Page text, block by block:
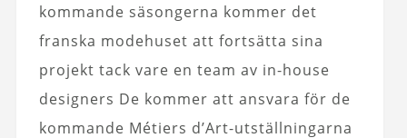
kommande säsongerna kommer det
franska modehuset att fortsätta sina
projekt tack vare en team av in-house
designers De kommer att ansvara för de
kommande Métiers d’Art-utställningarna